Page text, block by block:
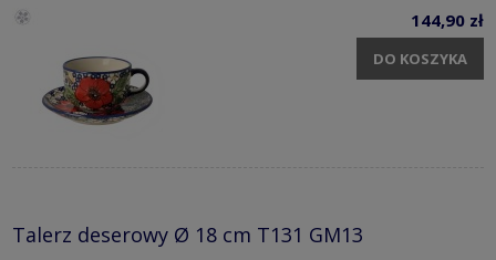
144,90 zł
DO KOSZYKA
Talerz deserowy Ø 18 cm T131 GM13